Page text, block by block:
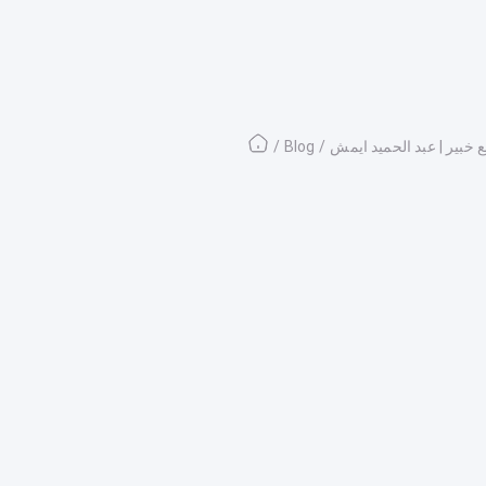
/ Blog / خبير | عبد الحميد ايمش